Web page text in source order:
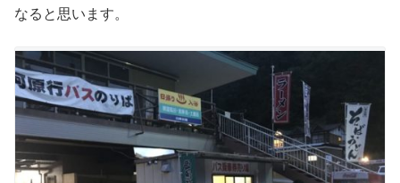
なると思います。